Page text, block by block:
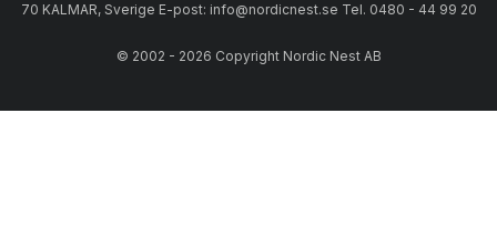
70 KALMAR, Sverige E-post: info@nordicnest.se Tel. 0480 - 44 99 20
© 2002 - 2026 Copyright Nordic Nest AB